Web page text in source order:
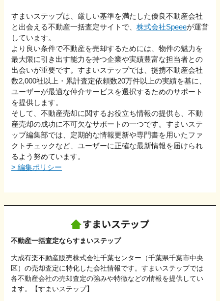
すまいステップは、厳しい基準を満たした優良不動産会社
と出会える不動産一括査定サイトで、 株式会社Speeeが運営
しています。
より良い条件で不動産を売却するためには、物件の魅力を
最大限に引き出す能力を持つ企業や実績豊富な担当者との
出会いが重要です。すまいステップでは、提携不動産会社
数2,000社以上・累計査定依頼数20万件以上の実績を基に、
ユーザーが最適な仲介サービスを選択するためのサポート
を提供します。
そして、不動産売却に関するお役立ち情報の提供も、不動
産売却の成功に不可欠なサポートの一つです。すまいステ
ップ編集部では、定期的な情報更新や専門書を用いたファ
クトチェックなど、ユーザーに正確な最新情報を届けられ
るよう努めています。
> 編集ポリシー
不動産一括査定ならすまいステップ
大成有楽不動産販売株式会社千葉センター（千葉県千葉市中央
区）の売却査定に特化した会社情報です。すまいステップでは
各不動産会社の売却査定の強みや特徴などの情報を提供してい
ます。【すまいステップ】